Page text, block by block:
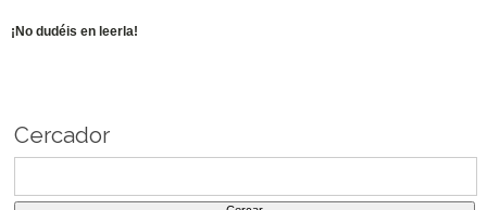
¡No dudéis en leerla!
Cercador